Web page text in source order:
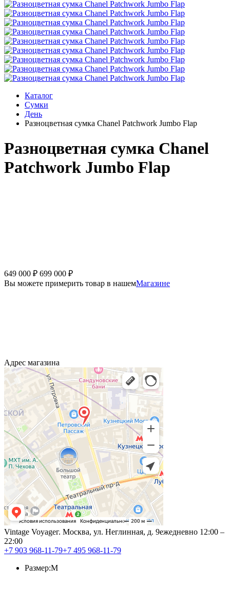
Каталог
Сумки
День
Разноцветная сумка Chanel Patchwork Jumbo Flap
Разноцветная сумка Chanel
Patchwork Jumbo Flap
649 000 ₽ 699 000 ₽
Вы можете примерить товар в нашемМагазине
Адрес магазина
Vintage Voyageг. Москва, ул. Неглинная, д. 9ежедневно 12:00 –
22:00
+7 903 968-11-79+7 495 968-11-79
Размер:M